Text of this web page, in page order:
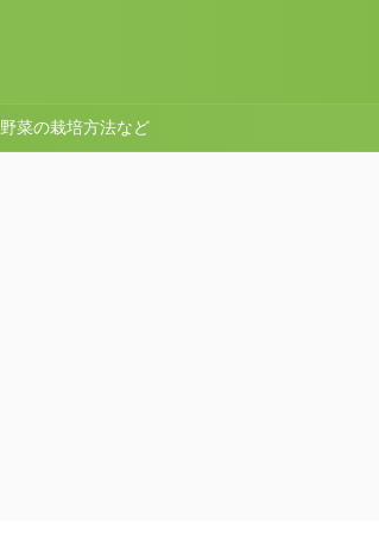
野菜の栽培方法など